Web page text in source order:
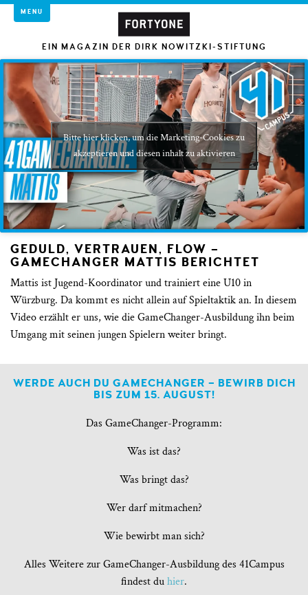
MENU
EIN MAGAZIN DER DIRK NOWITZKI-STIFTUNG
Bitte hier klicken, um die Marketing-Cookies zu
akzeptieren und diesen inhalt zu aktivieren
GEDULD, VERTRAUEN, FLOW –
GAMECHANGER MATTIS BERICHTET
Mattis ist Jugend-Koordinator und trainiert eine U10 in
Würzburg. Da kommt es nicht allein auf Spieltaktik an. In diesem
Video erzählt er uns, wie die GameChanger-Ausbildung ihn beim
Umgang mit seinen jungen Spielern weiter bringt.
WERDE AUCH DU GAMECHANGER – BEWIRB DICH
BIS ZUM 15. AUGUST!
Das GameChanger-Programm:
Was ist das?
Was bringt das?
Wer darf mitmachen?
Wie bewirbt man sich?
Alles Weitere zurGameChanger-Ausbildung des 41Campus
findest duhier.